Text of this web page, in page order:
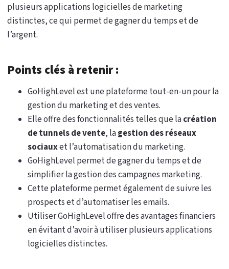
plusieurs applications logicielles de marketing
distinctes, ce qui permet de gagner du temps et de
l’argent.
Points clés à retenir :
GoHighLevel est une plateforme tout-en-un pour la
gestion du marketing et des ventes.
Elle offre des fonctionnalités telles que lacréation
de tunnels de vente, lagestion des réseaux
sociauxet l’automatisation du marketing.
GoHighLevel permet de gagner du temps et de
simplifier la gestion des campagnes marketing.
Cette plateforme permet également de suivre les
prospects et d’automatiser les emails.
Utiliser GoHighLevel offre des avantages financiers
en évitant d’avoir à utiliser plusieurs applications
logicielles distinctes.